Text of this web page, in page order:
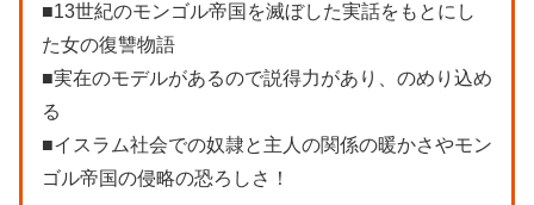
■13世紀のモンゴル帝国を滅ぼした実話をもとにし
た女の復讐物語
■実在のモデルがあるので説得力があり、のめり込め
る
■イスラム社会での奴隷と主人の関係の暖かさやモン
ゴル帝国の侵略の恐ろしさ！